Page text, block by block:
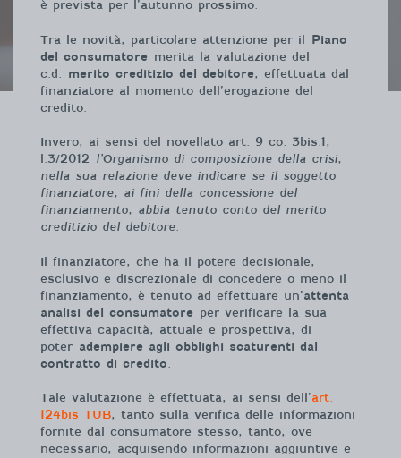
è prevista per l’autunno prossimo.
Tra le novità, particolare attenzione per il Piano
del consumatore merita la valutazione del
c.d. merito creditizio del debitore, effettuata dal
finanziatore al momento dell’erogazione del
credito.
Invero, ai sensi del novellato art. 9 co. 3bis.1,
l.3/2012 l’Organismo di composizione della crisi,
nella sua relazione deve indicare se il soggetto
finanziatore, ai fini della concessione del
finanziamento, abbia tenuto conto del merito
creditizio del debitore.
Il finanziatore, che ha il potere decisionale,
esclusivo e discrezionale di concedere o meno il
finanziamento, è tenuto ad effettuare un’attenta
analisi del consumatore per verificare la sua
effettiva capacità, attuale e prospettiva, di
poter adempiere agli obblighi scaturenti dal
contratto di credito
Tale valutazione è effettuata, ai sensi dell’art.
124bis TUB, tanto sulla verifica delle informazioni
fornite dal consumatore stesso, tanto, ove
necessario, acquisendo informazioni aggiuntive e